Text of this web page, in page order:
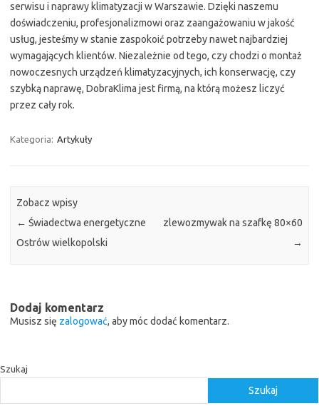
serwisu i naprawy klimatyzacji w Warszawie. Dzięki naszemu
doświadczeniu, profesjonalizmowi oraz zaangażowaniu w jakość
usług, jesteśmy w stanie zaspokoić potrzeby nawet najbardziej
wymagających klientów. Niezależnie od tego, czy chodzi o montaż
nowoczesnych urządzeń klimatyzacyjnych, ich konserwację, czy
szybką naprawę, DobraKlima jest firmą, na którą możesz liczyć
przez cały rok.
Kategoria: Artykuły
Zobacz wpisy
← Świadectwa energetyczne
Ostrów wielkopolski
zlewozmywak na szafkę 80×60
→
Dodaj komentarz
Musisz się zalogować, aby móc dodać komentarz.
Szukaj
Szukaj